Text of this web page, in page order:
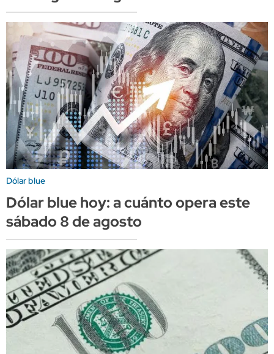
Dólar blue
Dólar blue hoy: a cuánto opera este
sábado 8 de agosto